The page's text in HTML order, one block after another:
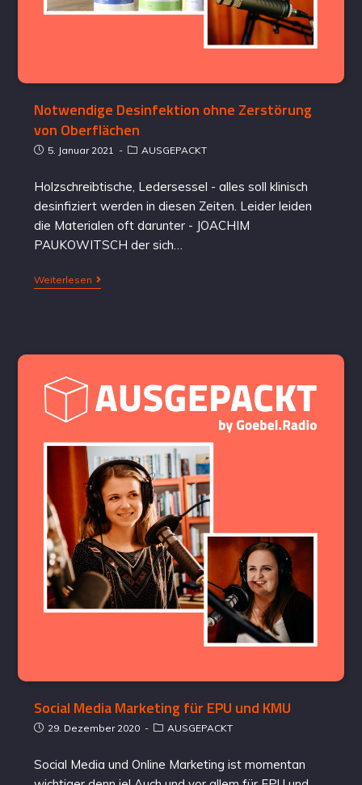
Notwendige Desinfektion ohne Zerstörung
von Oberflächen
5. Januar 2021 AUSGEPACKT
Holzschreibtische, Ledersessel - alles soll klinisch
desinfiziert werden in diesen Zeiten. Leider leiden
die Materialen oft darunter - JOACHIM
PAUKOWITSCH der sich…
Weiterlesen
Social Media Marketing für EPU und KMU
29. Dezember 2020 AUSGEPACKT
Social Media und Online Marketing ist momentan